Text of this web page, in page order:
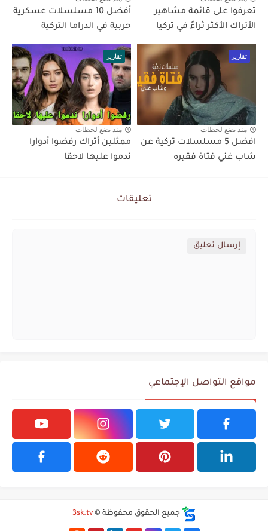
تعرفوا على قائمة مشاهير
الأتراك الأكثر ثراءً في تركيا
أفضل 10 مسلسلات عسكرية
حربية في الدراما التركية
تقارير
منذ بضع لحظات
افضل 5 مسلسلات تركية عن
شاب غني فتاة فقيره
تقارير
منذ بضع لحظات
ممثلين أتراك رفضوا أدوارا
ندموا عليها لاحقا
تعليقات
إرسال تعليق
مواقع التواصل الإجتماعي
جميع الحقوق محفوظة © 3sk.tv